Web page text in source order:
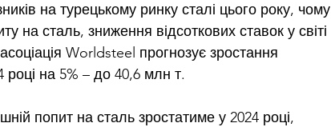
на турецькому ринку сталі цього року, чому
на сталь, зниження відсоткових ставок у світі
Worldsteel прогнозує зростання
році на 5% – до 40,6 млн т.
попит на сталь зростатиме у 2024 році,